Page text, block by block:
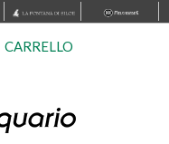
CARRELLO